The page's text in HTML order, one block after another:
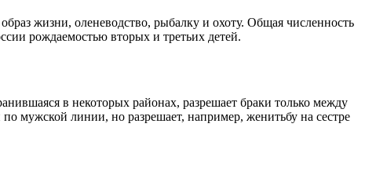
жизни, оленеводство, рыбалку и охоту. Общая численность
рождаемостью вторых и третьих детей.
в некоторых районах, разрешает браки только между
мужской линии, но разрешает, например, женитьбу на сестре